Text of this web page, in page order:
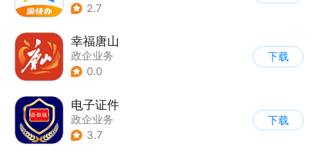
2.7
幸福唐山
政企业务
0.0
下载
电子证件
政企业务
3.7
下载